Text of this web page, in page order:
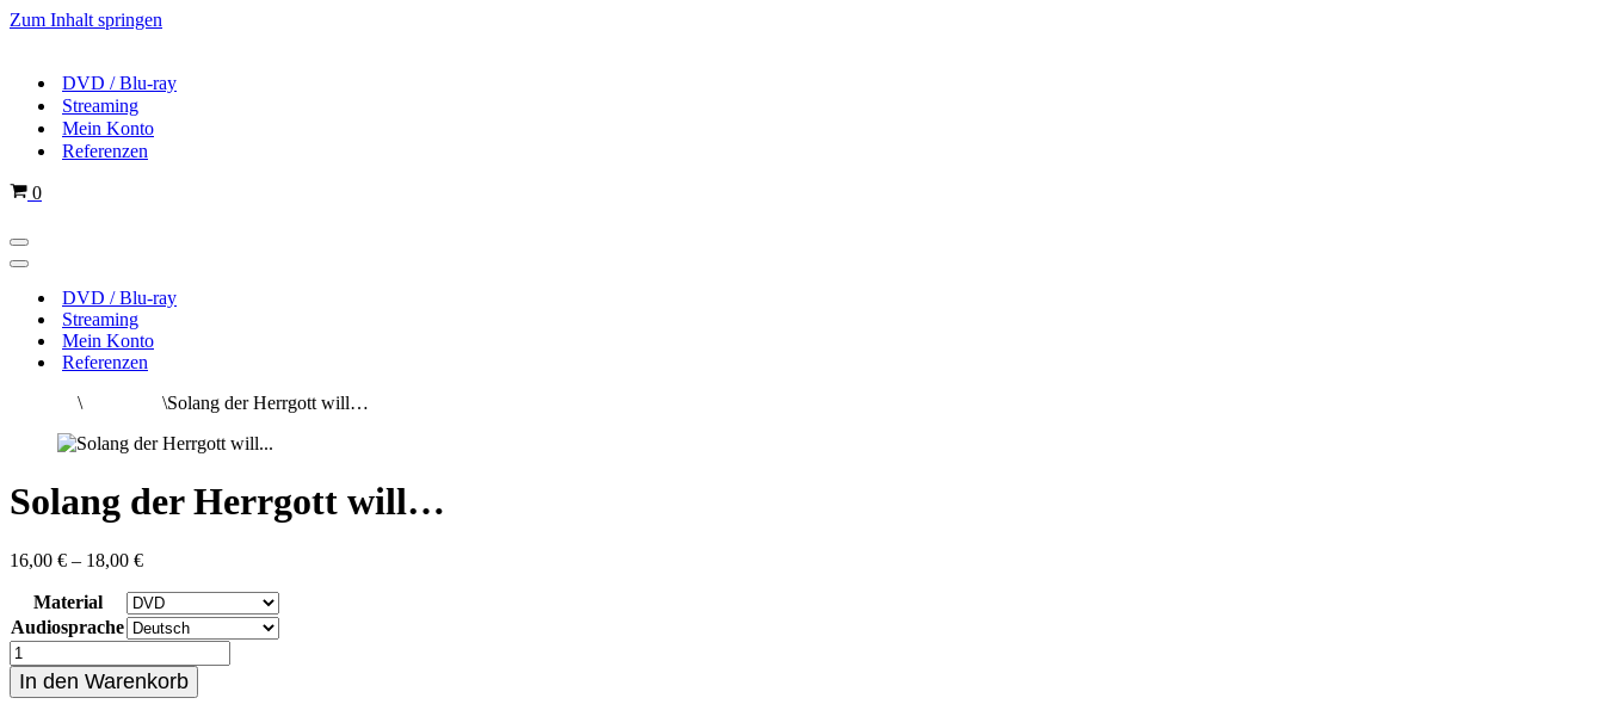
Zum Inhalt springen
DVD / Blu-ray
Streaming
Mein Konto
Referenzen
Warenkorb
0
Navigations-
Menü
Navigations-
DVD / Blu-ray
Streaming
Mein Konto
Referenzen
\ \Solang der Herrgott will…
Solang der Herrgott will…
16,00 € – 18,00 €
Material
Audiosprache
Solang
der
Herrgott
In den Warenkorb